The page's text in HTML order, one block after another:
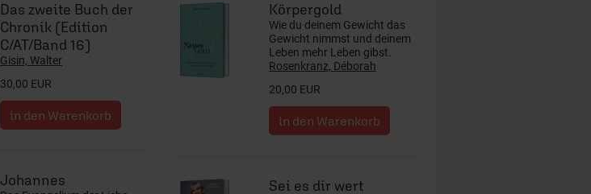
Das zweite Buch der
Chronik (Edition
C/AT/Band 16)
Gisin, Walter
30,00 EUR
Johannes
Körpergold
Wie du deinem Gewicht das
Gewicht nimmst und deinem
Leben mehr Leben gibst.
Rosenkranz, Déborah
20,00 EUR
Sei es dir wert